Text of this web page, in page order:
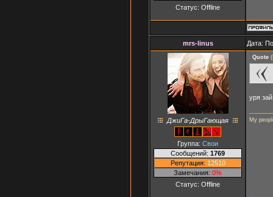
Статус: Offline
mrs-linus Дата:
ДжиГа-ДрыГающая
Группа: Свои
Сообщений: 1769
Репутация: 12510
Замечания: 0%
Статус: Offline
Quote (
уря
My